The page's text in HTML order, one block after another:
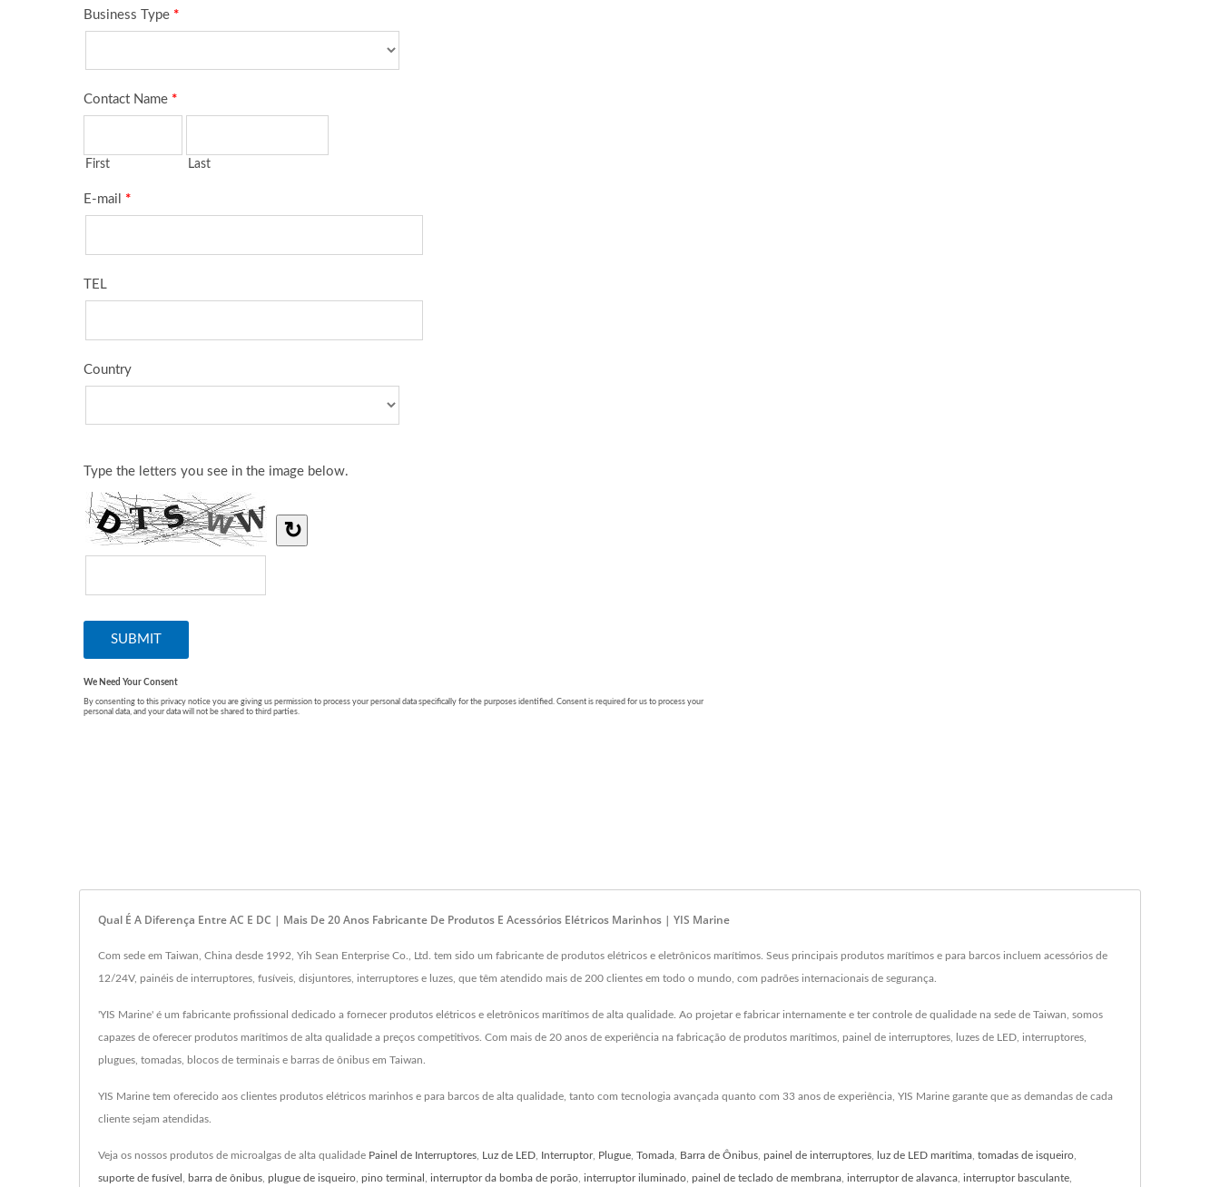
Qual É A Diferença Entre AC E DC | Mais De 20 Anos Fabricante De Produtos E Acessórios Elétricos Marinhos | YIS Marine
Com sede em Taiwan, China desde 1992, Yih Sean Enterprise Co., Ltd. tem sido um fabricante de produtos elétricos e eletrônicos marítimos. Seus principais produtos marítimos e para barcos incluem acessórios de
12/24V, painéis de interruptores, fusíveis, disjuntores, interruptores e luzes, que têm atendido mais de 200 clientes em todo o mundo, com padrões internacionais de segurança.
'YIS Marine' é um fabricante profissional dedicado a fornecer produtos elétricos e eletrônicos marítimos de alta qualidade. Ao projetar e fabricar internamente e ter controle de qualidade na sede de Taiwan, somos
capazes de oferecer produtos marítimos de alta qualidade a preços competitivos. Com mais de 20 anos de experiência na fabricação de produtos marítimos, painel de interruptores, luzes de LED, interruptores,
plugues, tomadas, blocos de terminais e barras de ônibus em Taiwan.
YIS Marine tem oferecido aos clientes produtos elétricos marinhos e para barcos de alta qualidade, tanto com tecnologia avançada quanto com 33 anos de experiência, YIS Marine garante que as demandas de cada
cliente sejam atendidas.
Veja os nossos produtos de microalgas de alta qualidade Painel de Interruptores Luz de LED Interruptor, Plugue Tomada Barra de Ônibus painel de interruptores luz de LED marítima tomadas de isqueiro
suporte de fusível barra de ônibus plugue de isqueiro pino terminal interruptor da bomba de porão interruptor iluminado painel de teclado de membrana interruptor de alavanca interruptor basculante